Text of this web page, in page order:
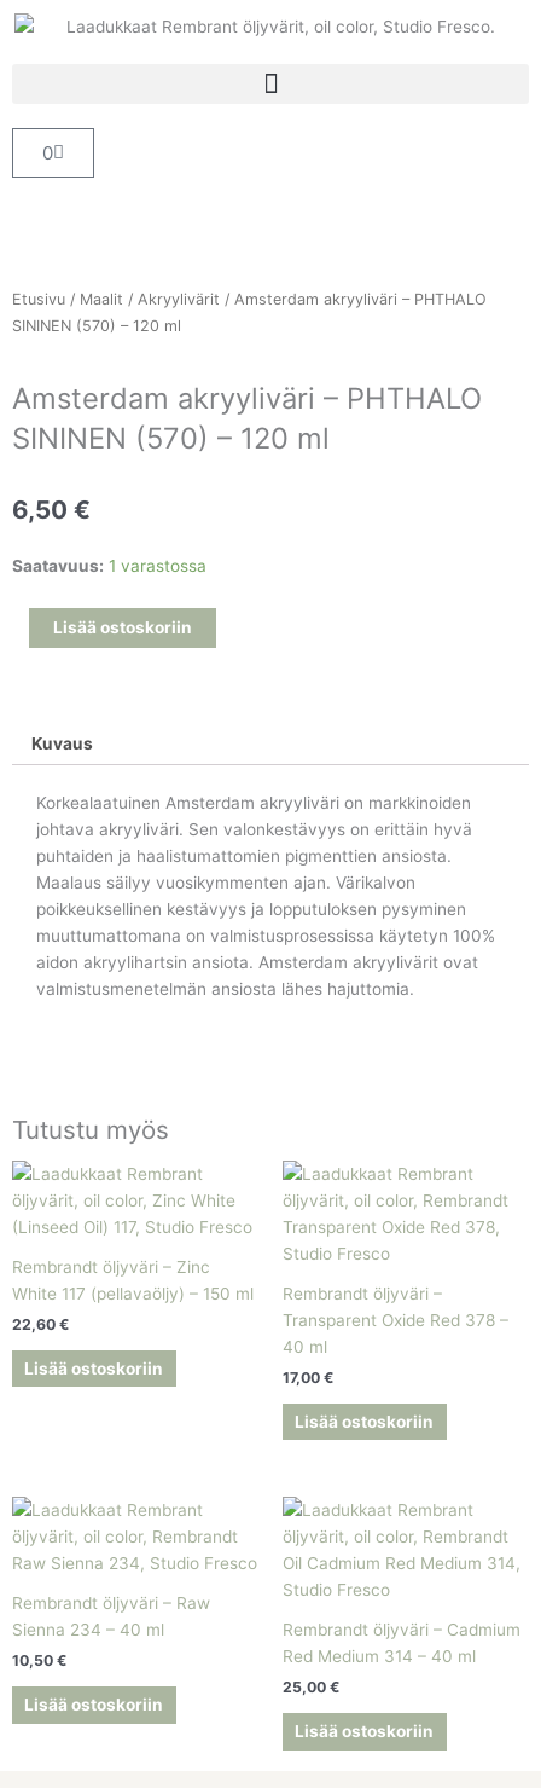
Siirry
sisältöön
0
Cart
Etusivu / Maalit / Akryylivärit / Amsterdam akryyliväri – PHTHALO
SININEN (570) – 120 ml
Amsterdam akryyliväri – PHTHALO
SININEN (570) – 120 ml
6,50 €
Saatavuus: 1 varastossa
Amsterdam
PHTHALO
120
määrä
Lisää ostoskoriin
Kuvaus
Korkealaatuinen Amsterdam akryyliväri on markkinoiden
johtava akryyliväri. Sen valonkestävyys on erittäin hyvä
puhtaiden ja haalistumattomien pigmenttien ansiosta.
Maalaus säilyy vuosikymmenten ajan. Värikalvon
poikkeuksellinen kestävyys ja lopputuloksen pysyminen
muuttumattomana on valmistusprosessissa käytetyn 100%
aidon akryylihartsin ansiota. Amsterdam akryylivärit ovat
valmistusmenetelmän ansiosta lähes hajuttomia.
Tutustu myös
Rembrandt öljyväri – Zinc
White 117 (pellavaöljy) – 150 ml
22,60 €
Lisää ostoskoriin
Rembrandt öljyväri –
Transparent Oxide Red 378 –
40 ml
17,00 €
Lisää ostoskoriin
Rembrandt öljyväri – Raw
Sienna 234 – 40 ml
10,50 €
Lisää ostoskoriin
Rembrandt öljyväri – Cadmium
Red Medium 314 – 40 ml
25,00 €
Lisää ostoskoriin